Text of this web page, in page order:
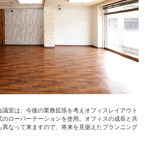
室は、今後の業務拡張を考えオフィスレイアウト
ローパーテーションを使用。オフィスの成長と共
異なって来ますので、将来を見据えたプランニング